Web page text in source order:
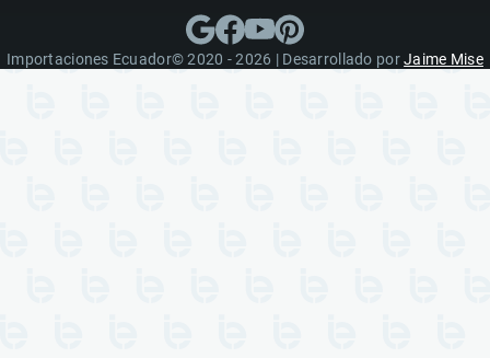
Importaciones Ecuador© 2020 - 2026 | Desarrollado porJaime Mise